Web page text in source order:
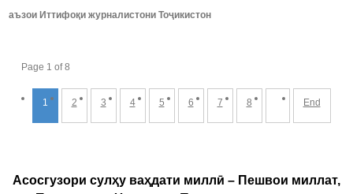
аъзои Иттифоқи журналистони Тоҷикистон
Page 1 of 8
1 2 3 4 5 6 7 8 End
Асосгузори сулҳу ваҳдати миллӣ – Пешвои миллат,